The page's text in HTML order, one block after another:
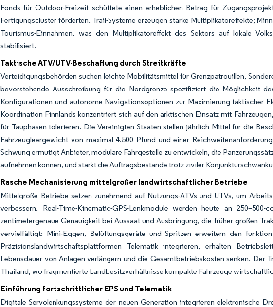
Fonds für Outdoor-Freizeit schüttete einen erheblichen Betrag für
Fertigungscluster förderten. Trail-Systeme erzeugen starke Multiplikatoreffekte;
Tourismus-Einnahmen, was den Multiplikatoreffekt des Sektors auf lokale
stabilisiert.
Taktische ATV/UTV-Beschaffung durch Streitkräfte
Verteidigungsbehörden suchen leichte Mobilitätsmittel für Grenzpatrouillen,
bevorstehende Ausschreibung für die Nordgrenze spezifiziert die Möglichkeit
Konfigurationen und autonome Navigationsoptionen zur Maximierung taktischer
Koordination Finnlands konzentriert sich auf den arktischen Einsatz mit
für Tauphasen tolerieren. Die Vereinigten Staaten stellen jährlich Mittel für die
Fahrzeugleergewicht von maximal 4.500 Pfund und einer
Schwung ermutigt Anbieter, modulare Fahrgestelle zu entwickeln, die
aufnehmen können, und stärkt die Auftragsbestände trotz ziviler
Rasche Mechanisierung mittelgroßer landwirtschaftlicher Betriebe
Mittelgroße Betriebe setzen zunehmend auf Nutzungs-ATVs und UTVs, um
verbessern. Real-Time-Kinematic-GPS-Lenkmodule werden heute an
zentimetergenaue Genauigkeit bei Aussaat und Ausbringung, die früher großen
vervielfältigt: Mini-Eggen, Belüftungsgeräte und Spritzen erweitern den
Präzisionslandwirtschaftsplattformen Telematik integrieren, erhalten
Lebensdauer von Anlagen verlängern und die Gesamtbetriebskosten senken. Der
Thailand, wo fragmentierte Landbesitzverhältnisse kompakte Fahrzeuge
Einführung fortschrittlicher EPS und Telematik
Digitale Servolenkungssysteme der neuen Generation integrieren elektronische